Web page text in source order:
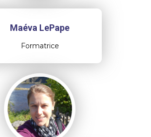
Maéva LePape
Formatrice